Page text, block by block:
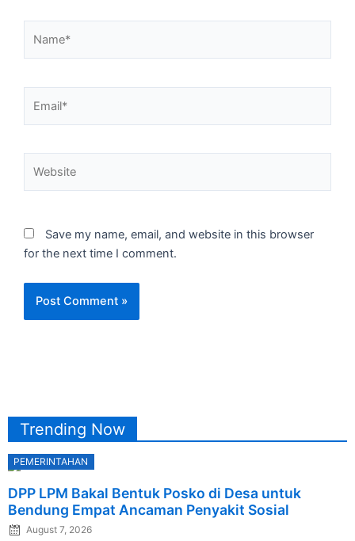
Save my name, email, and website in this browser
for the next time I comment.
Trending Now
PEMERINTAHAN
DPP LPM Bakal Bentuk Posko di Desa untuk
Bendung Empat Ancaman Penyakit Sosial
on
August 7, 2026